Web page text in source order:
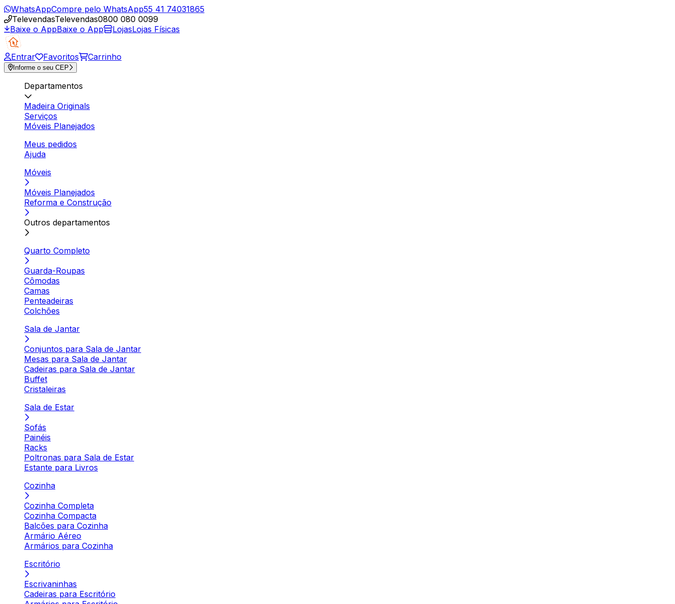
WhatsAppCompre pelo WhatsApp55 41 74031865
TelevendasTelevendas0800 080 0099
Baixe o AppBaixe o App LojasLojas Físicas
Entrar Favoritos Carrinho
Informe o seu CEP
Departamentos
Madeira Originals
Serviços
Móveis Planejados
Meus pedidos
Ajuda
Móveis
Móveis Planejados
Reforma e Construção
Outros departamentos
Quarto Completo
Guarda-Roupas
Cômodas
Camas
Penteadeiras
Colchões
Sala de Jantar
Conjuntos para Sala de Jantar
Mesas para Sala de Jantar
Cadeiras para Sala de Jantar
Buffet
Cristaleiras
Sala de Estar
Sofás
Painéis
Racks
Poltronas para Sala de Estar
Estante para Livros
Cozinha
Cozinha Completa
Cozinha Compacta
Balcões para Cozinha
Armário Aéreo
Armários para Cozinha
Escritório
Escrivaninhas
Cadeiras para Escritório